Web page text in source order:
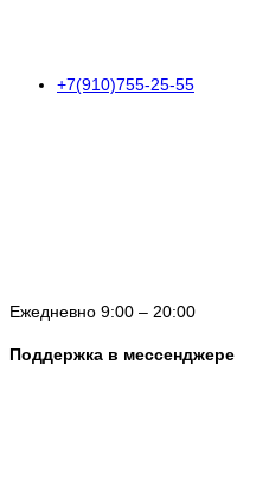
+7(910)755-25-55
Ежедневно 9:00 – 20:00
Поддержка в мессенджере